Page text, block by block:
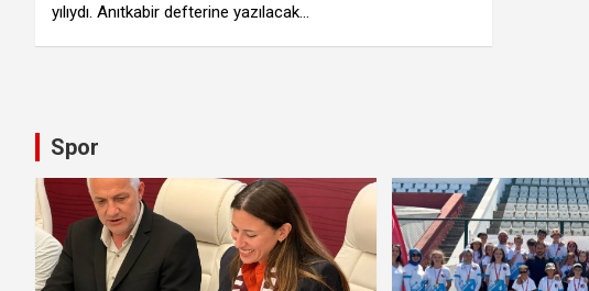
yılıydı. Anıtkabir defterine yazılacak…
Spor